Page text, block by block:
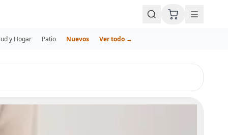
y Hogar Patio Nuevos Ver todo →